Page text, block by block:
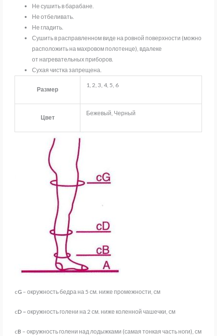
Не сушить в барабане.
Не отбеливать.
Не гладить.
Сушить в расправленном виде на ровной поверхности (можно
расположить на махровом полотенце), вдалеке
от нагревательных приборов.
Сухая чистка запрещена.
Размер
1, 2, 3, 4, 5, 6
Цвет
Бежевый, Черный
cG – окружность бедра на 5 см. ниже промежности, см
cD – окружность голени на 2 см. ниже коленной чашечки, см
cB – окружность голени над лодыжками (самая тонкая часть ноги), см